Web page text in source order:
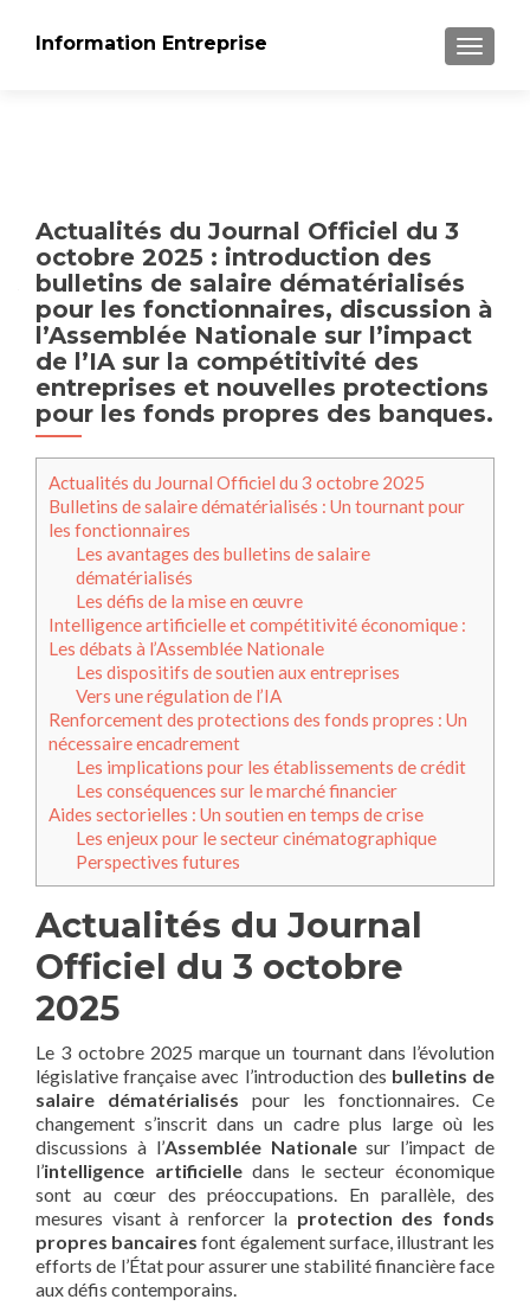
Information Entreprise
Actualités du Journal Officiel du 3
octobre 2025 : introduction des
bulletins de salaire dématérialisés
pour les fonctionnaires, discussion à
l’Assemblée Nationale sur l’impact
de l’IA sur la compétitivité des
entreprises et nouvelles protections
pour les fonds propres des banques.
Actualités du Journal Officiel du 3 octobre 2025
Bulletins de salaire dématérialisés : Un tournant pour
les fonctionnaires
Les avantages des bulletins de salaire
dématérialisés
Les défis de la mise en œuvre
Intelligence artificielle et compétitivité économique :
Les débats à l’Assemblée Nationale
Les dispositifs de soutien aux entreprises
Vers une régulation de l’IA
Renforcement des protections des fonds propres : Un
nécessaire encadrement
Les implications pour les établissements de crédit
Les conséquences sur le marché financier
Aides sectorielles : Un soutien en temps de crise
Les enjeux pour le secteur cinématographique
Perspectives futures
Actualités du Journal
Officiel du 3 octobre
2025
Le 3 octobre 2025 marque un tournant dans l’évolution
législative française avec l’introduction des bulletins de
salaire dématérialisés pour les fonctionnaires. Ce
changement s’inscrit dans un cadre plus large où les
discussions à l’Assemblée Nationalesur l’impact de
l’intelligence artificielledans le secteur économique
sont au cœur des préoccupations. En parallèle, des
mesures visant à renforcer la protection des fonds
propres bancaires font également surface, illustrant les
efforts de l’État pour assurer une stabilité financière face
aux défis contemporains.